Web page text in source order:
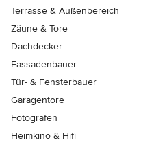
Terrasse & Außenbereich
Zäune & Tore
Dachdecker
Fassadenbauer
Tür- & Fensterbauer
Garagentore
Fotografen
Heimkino & Hifi